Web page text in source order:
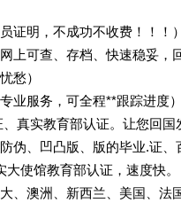
证明，不成功不收费！！！
上可查、存档、快速稳妥，
忧愁）
业服务，可全程**跟踪进度
真实教育部认证。让您回国
、凹凸版、版的毕业.证、
使馆教育部认证，速度快。
、澳洲、新西兰、美国、法